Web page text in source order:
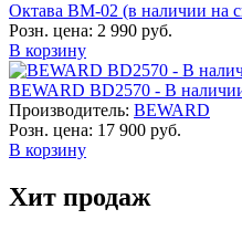
Октава ВМ-02 (в наличии на
Розн. цена: 2 990 руб.
В корзину
BEWARD BD2570 - В
Производитель: BEWARD
Розн. цена: 17 900 руб.
В корзину
Хит продаж